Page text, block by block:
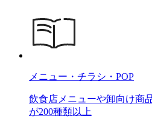
メニュー・チラシ・POP
飲食店メニューや卸向け商
が200種類以上